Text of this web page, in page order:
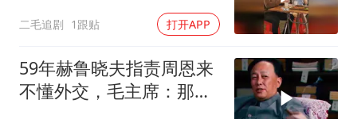
二毛追剧 1跟贴 打开APP
59年赫鲁晓夫指责周恩来
不懂外交，毛主席：那我